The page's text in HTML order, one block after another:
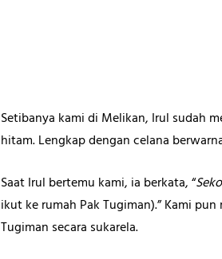
Setibanya kami di Melikan, Irul sudah
hitam. Lengkap dengan celana
Saat Irul bertemu kami, ia berkata, “
ikut ke rumah Pak Tugiman).” Kami
Tugiman secara sukarela.